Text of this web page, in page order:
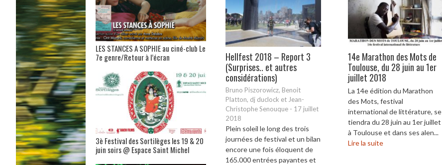
Hellfest 2018 – Report 3
(Surprises.. et autres
considérations)
Bruno Piszorowicz, Benoit
Platton, dj duclock et Jean-
Christophe Senouque - 17 juillet
2018
Plein soleil le long des trois
journées de festival et un bilan
encore une fois éloquent de
165.000 entrées payantes et
14e Marathon des Mots de
Toulouse, du 28 juin au 1er
juillet 2018
La 14e édition du Marathon
des Mots, festival
international de littérature, se
tiendra du 28 juin au 1er juillet
à Toulouse et dans ses alen...
Lire la suite
LES STANCES A SOPHIE au ciné-club Le
7e genre/Retour à l’écran
3è Festival des Sortilèges les 19 & 20
juin soirs @ Espace Saint Michel